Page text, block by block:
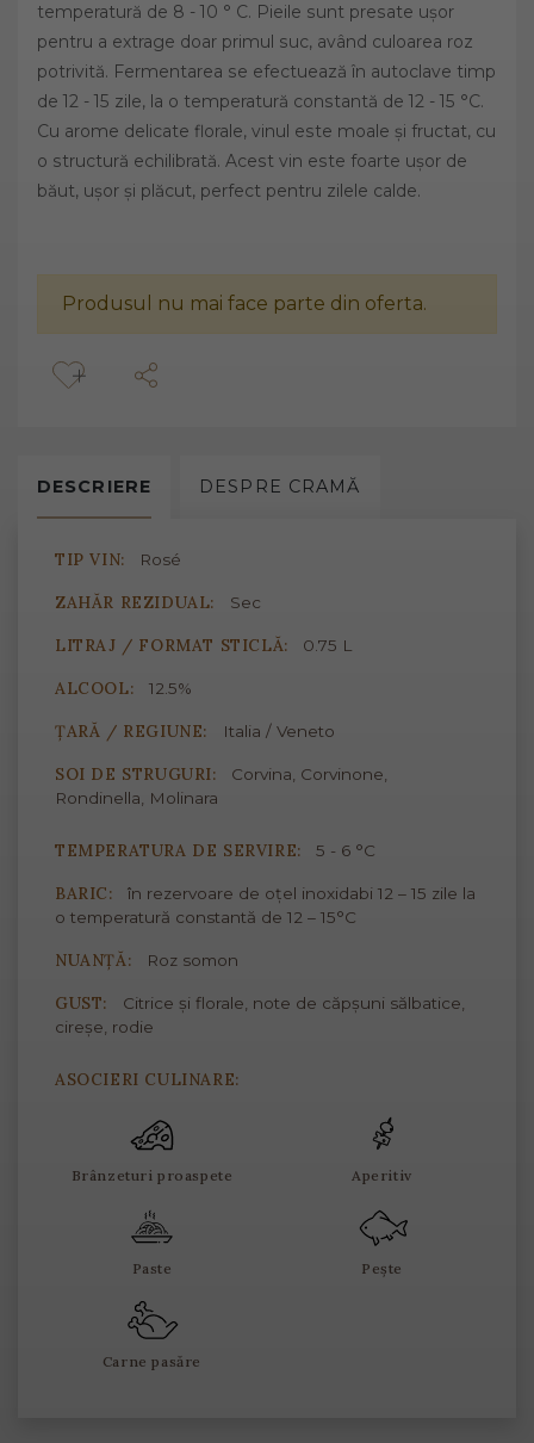
temperatură de 8 - 10 ° C. Pieile sunt presate ușor
pentru a extrage doar primul suc, având culoarea roz
potrivită. Fermentarea se efectuează în autoclave timp
de 12 - 15 zile, la o temperatură constantă de 12 - 15 °C.
Cu arome delicate florale, vinul este moale și fructat, cu
o structură echilibrată. Acest vin este foarte ușor de
băut, ușor și plăcut, perfect pentru zilele calde.
Produsul nu mai face parte din oferta.
DESCRIERE DESPRE CRAMĂ
TIP VIN: Rosé
ZAHĂR REZIDUAL: Sec
LITRAJ / FORMAT STICLĂ: 0.75 L
ALCOOL: 12.5%
ȚARĂ / REGIUNE: Italia / Veneto
SOI DE STRUGURI:
Corvina, Corvinone,
Rondinella, Molinara
TEMPERATURA DE SERVIRE: 5 - 6 °C
BARIC:
în rezervoare de oțel inoxidabi 12 – 15 zile la
o temperatură constantă de 12 – 15°C
NUANȚĂ: Roz somon
GUST:
Citrice și florale, note de căpșuni sălbatice,
cireșe, rodie
ASOCIERI CULINARE:
Brânzeturi proaspete Aperitiv
Paste Pește
Carne pasăre